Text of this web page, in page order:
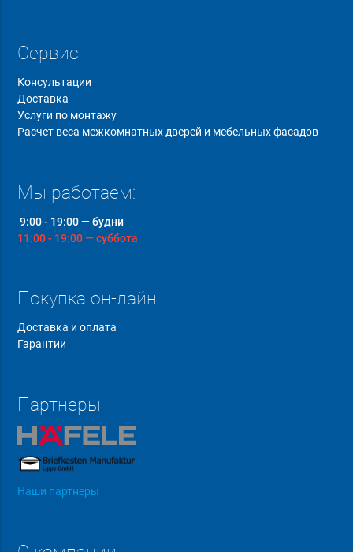
Сервис
Консультации
Доставка
Услуги по монтажу
Расчет веса межкомнатных дверей и мебельных фасадов
Мы работаем:
9:00 - 19:00 — будни
11:00 - 19:00 — суббота
Покупка он-лайн
Доставка и оплата
Гарантии
Партнеры
Наши партнеры